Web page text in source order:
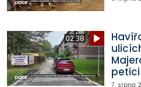
02:38
petici
7. srpna